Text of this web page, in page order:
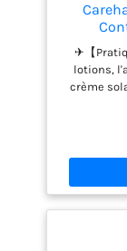
30/50/
Vides
✈【
lotions,
crème
utilisation
parfaits】
30ml, 1
bouchon
de